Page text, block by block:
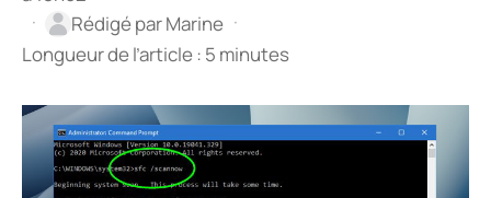
·
Rédigé parMarine ·
Longueur de l’article : 5 minutes